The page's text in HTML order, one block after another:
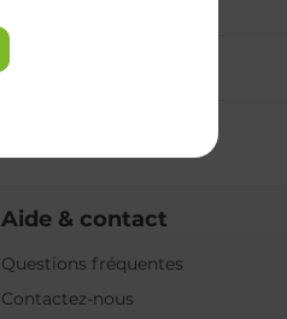
Aide & contact
Questions fréquentes
Contactez-nous